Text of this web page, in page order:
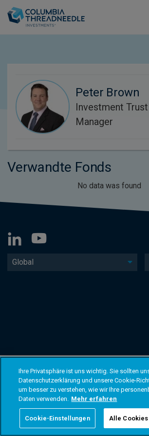
Peter Brown
Investment
Manager
Verwandte Fonds
No data was found
Global
Ihre Privatsphäre ist uns wichtig. Sie sollten
Datenschutzerklärung und unsere Cookie-
um besser zu verstehen, wie wir Ihre
Daten verwenden. Mehr erfahren
Cookie-Einstellungen Alle